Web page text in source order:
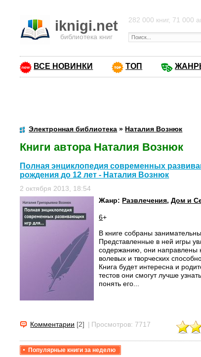
iknigi.net
библиотека книг
282 000 книг, 71 000
ВСЕ НОВИНКИ ТОП
Электронная библиотека » Наталия Вознюк
Книги автора Наталия Вознюк
Полная энциклопедия современных
рождения до 12 лет - Наталия Вознюк
2 октября 2013, 18:54
Жанр: Развлечения,Дом и
6+
В книге собраны
Представленные в ней игры
содержанию, они направлены
волевых и творческих
Книга будет интересна и
тестов они смогут лучше
понять его...
Комментарии [2] | Просмотров: 7717
Популярные книги за неделю